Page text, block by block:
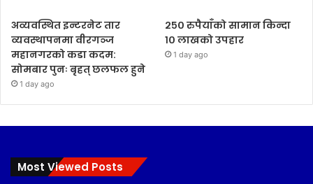
अव्यवस्थित इन्टरनेट तार
व्यवस्थापनमा वीरगञ्ज
महानगरको कडा कदम:
सोमबार पुनः बृहत् छलफल हुने
1 day ago
२५० रुपैयाँको सामान किन्दा
१० लाखको उपहार
1 day ago
Most Viewed Posts